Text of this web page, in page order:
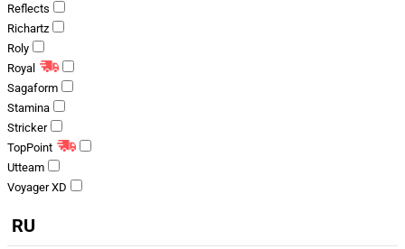
Reflects
Richartz
Roly
Royal
Sagaform
Stamina
Stricker
TopPoint
Utteam
Voyager XD
RU